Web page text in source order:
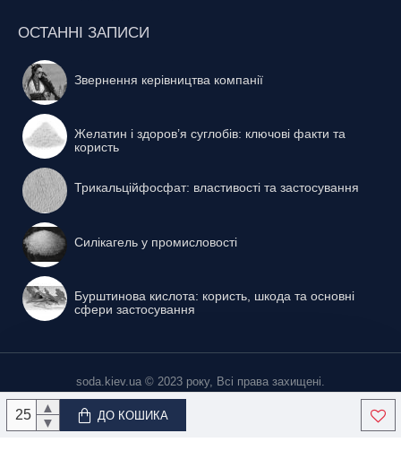
▲
▼
ДО КОШИКА
ОСТАННІ ЗАПИСИ
Звернення керівництва компанії
Желатин і здоров’я суглобів: ключові факти та
користь
Трикальційфосфат: властивості та застосування
Силікагель у промисловості
Бурштинова кислота: користь, шкода та основні
сфери застосування
soda.kiev.ua © 2023 року, Всі права захищені.